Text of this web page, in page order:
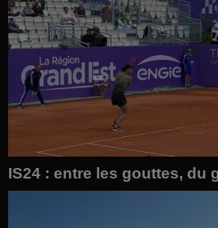
IS24 : entre les gouttes, du